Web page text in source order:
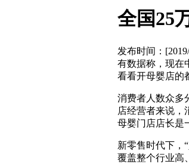
全国25
发布时间：
有数据称，现在
看看开母婴店的
消费者人数众多
店经营者来说，
母婴门店店长是
新零售时代下，
覆盖整个行业高